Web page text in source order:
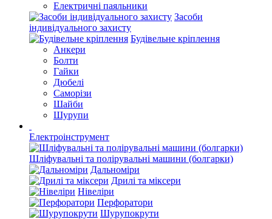
Електричні паяльники
Засоби
індивідуального захисту
Будівельне кріплення
Анкери
Болти
Гайки
Дюбелі
Саморізи
Шайби
Шурупи
Електроінструмент
Шліфувальні та полірувальні машини (болгарки)
Дальноміри
Дрилі та міксери
Нівеліри
Перфоратори
Шурупокрути